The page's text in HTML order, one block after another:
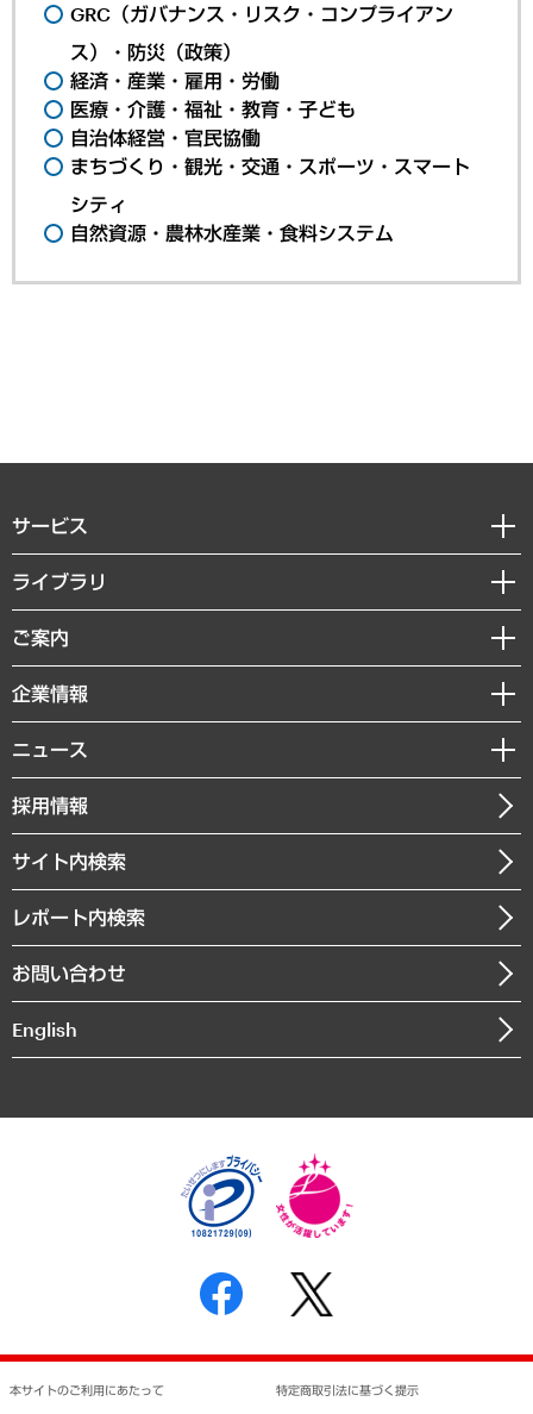
GRC（ガバナンス・リスク・コンプライアン
ス）・防災（政策）
経済・産業・雇用・労働
医療・介護・福祉・教育・子ども
自治体経営・官民協働
まちづくり・観光・交通・スポーツ・スマート
シティ
自然資源・農林水産業・食料システム
サービス
経営戦略
組織・人事戦略
デジタルイノベーション
共生・ダイバーシティ
GRC（ガバナンス・リスク・コンプライアンス）・防災（政策）
経済・産業・雇用・労働
まちづくり・観光・交通・スポーツ・スマートシティ
自然資源・農林水産業・食料システム
ライブラリ
経済調査
レポート
コラム
経営用語集
受託・受注実績（官公庁関連）
メディア掲載・出演
ご案内
セミナー・イベント情報
MUFGビジネスセミナー
受託案件情報
企業情報
私たちの想い
社長メッセージ
会社概要
沿革
組織図・本部部室紹介
インドネシア現地法人
個人情報保護方針
反社会的勢力に対する基本方針
書面による個人情報の開示等の請求の手続きについて
ニュース
ニュースリリース
お知らせ
採用情報
サイト内検索
レポート内検索
お問い合わせ
English
本サイトのご利用にあたって 特定商取引法に基づく提示